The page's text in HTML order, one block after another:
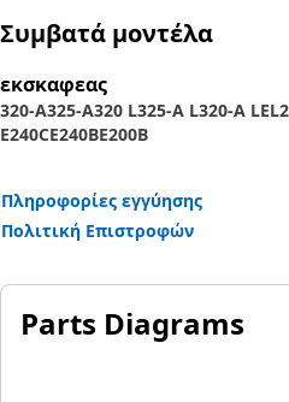
Συμβατά μοντέλα
εκσκαφεας
320-A325-A320 L325-A L320-A L
E240CE240BE200B
Πληροφορίες εγγύησης
Πολιτική Επιστροφών
Parts Diagrams